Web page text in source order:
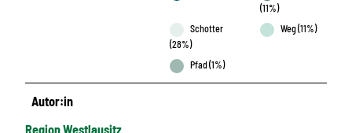
(11%)
Schotter
(28%)
Weg (11%)
Pfad (1%)
Autor:in
Region Westlausitz